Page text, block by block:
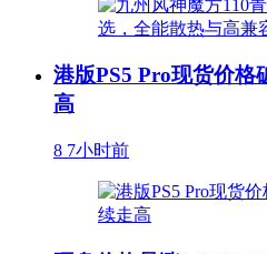
港版PS5 Pro现货价格
高
8 7小时前